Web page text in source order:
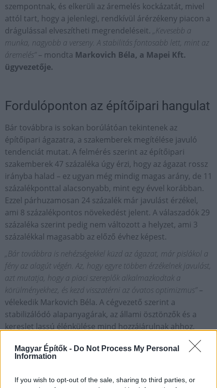
Magyar Építők - Do Not Process My Personal
Information
If you wish to opt-out of the sale, sharing to third parties, or
szempontnak, és elkerüli az áremelés kockázatát, mivel
attól tart, hogy a jelenlegi, rendkívül árérzékeny piacon a
drágulással elveszítheti megrendeléseit. „Kevesebb a
munka, nagyobb a verseny. A stabilitás fontosabb lett, mint az
áremelés”– mondta Markovich Béla, a Mapei Kft.
ügyvezetője.
Fordulóponton az építőipari hangulat
Bár továbbra is sokan borúlátóan tekintenek az
építőipari ágazatra, a szakemberek megítélése javuló
tendenciát mutat. A felmérés szerint az építőipari
szakemberek 47 százaléka úgy érzi, hogy az ágazat rossz
irányba halad – ez ugyan még mindig magas arány, de 11
százalékponttal alacsonyabb, mint egy évvel korábban.
Ezzel párhuzamosan 24 százalék már javulást érzékel,
ami 8 százalékpontos növekedést jelent. A válaszadók 29
százaléka szerint pedig nem változott a helyzet, ami 3
százalékkal magasabb az előző évhez képest.
„Bár továbbra is nehézségekkel küzd az ágazat, már pislákol a
fény az alagút végén. Az, hogy egyre többen érzékelnek javulást,
azt mutatja, hogy a piaci szereplők alkalmazkodtak a
körülményekhez, és kezd visszatérni az óvatos optimizmus”–
vélekedik Markovich Béla. A cégvezető szerint a
stabilizálódó alapanyagárak, az állami ösztönzők és a
kereslet lassú élénkülése mind hozzájárulnak ahhoz,
hogy a szakemberek megítélése pozitívabb irányba
mozdult.
A kutatás célja megismerni a szakemberhiány mértékét